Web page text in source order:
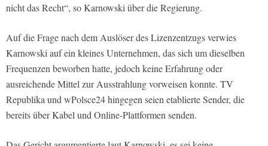
nicht das Recht“, so Karnowski über die Regierung.
Auf die Frage nach dem Auslöser des Lizenzentzugs verwies
Karnowski auf ein kleines Unternehmen, das sich um dieselben
Frequenzen beworben hatte, jedoch keine Erfahrung oder
ausreichende Mittel zur Ausstrahlung vorweisen konnte. TV
Republika und wPolsce24 hingegen seien etablierte Sender, die
bereits über Kabel und Online-Plattformen senden.